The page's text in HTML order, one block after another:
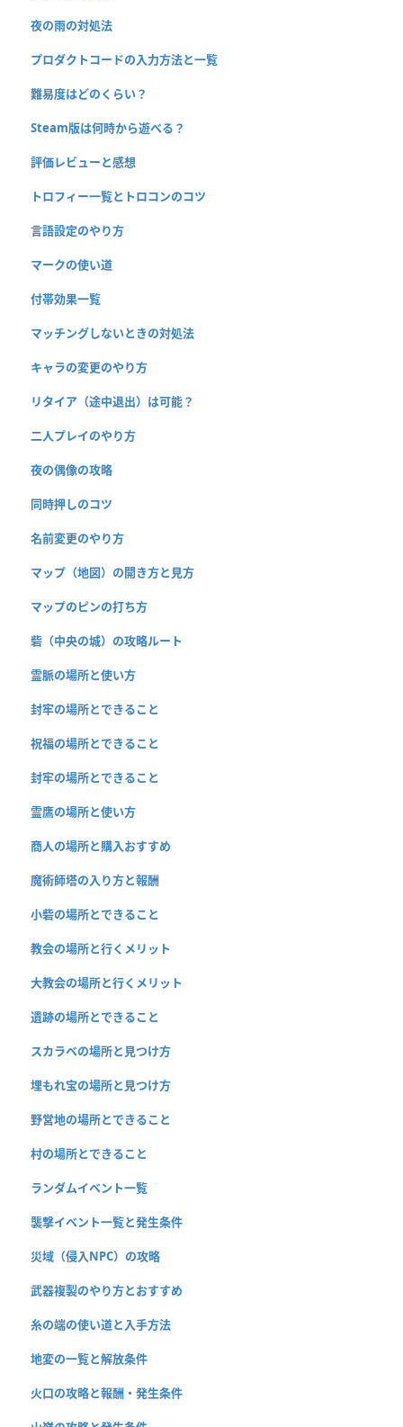
夜の雨の対処法
プロダクトコードの入力方法と一覧
難易度はどのくらい？
Steam版は何時から遊べる？
評価レビューと感想
トロフィー一覧とトロコンのコツ
言語設定のやり方
マークの使い道
付帯効果一覧
マッチングしないときの対処法
キャラの変更のやり方
リタイア（途中退出）は可能？
二人プレイのやり方
夜の偶像の攻略
同時押しのコツ
名前変更のやり方
マップ（地図）の開き方と見方
マップのピンの打ち方
砦（中央の城）の攻略ルート
霊脈の場所と使い方
封牢の場所とできること
祝福の場所とできること
封牢の場所とできること
霊鷹の場所と使い方
商人の場所と購入おすすめ
魔術師塔の入り方と報酬
小砦の場所とできること
教会の場所と行くメリット
大教会の場所と行くメリット
遺跡の場所とできること
スカラベの場所と見つけ方
埋もれ宝の場所と見つけ方
野営地の場所とできること
村の場所とできること
ランダムイベント一覧
襲撃イベント一覧と発生条件
災域（侵入NPC）の攻略
武器複製のやり方とおすすめ
糸の端の使い道と入手方法
地変の一覧と解放条件
火口の攻略と報酬・発生条件